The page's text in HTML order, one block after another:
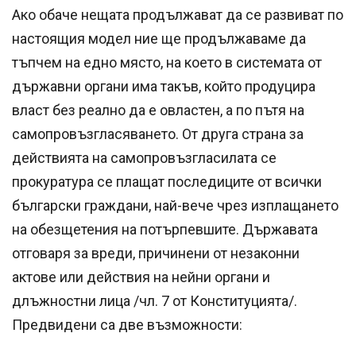
Ако обаче нещата продължават да се развиват по
настоящия модел ние ще продължаваме да
тъпчем на едно място, на което в системата от
държавни органи има такъв, който продуцира
власт без реално да е овластен, а по пътя на
самопровъзгласяването. От друга страна за
действията на самопровъзгласилата се
прокуратура се плащат последиците от всички
български граждани, най-вече чрез изплащането
на обезщетения на потърпевшите. Държавата
отговаря за вреди, причинени от незаконни
актове или действия на нейни органи и
длъжностни лица /чл. 7 от Конституцията/.
Предвидени са две възможности: